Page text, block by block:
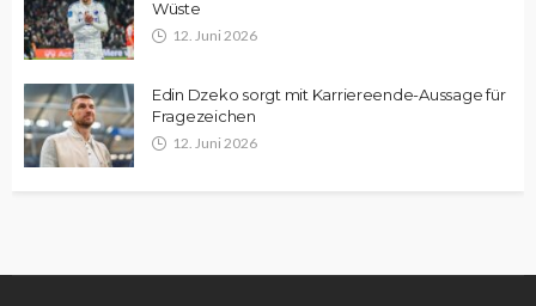
Wüste
12. Juni 2026
Edin Dzeko sorgt mit Karriereende-Aussage für
Fragezeichen
12. Juni 2026